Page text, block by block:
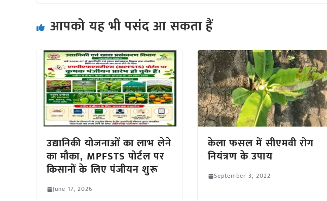
आपको यह भी पसंद आ सकता हैं
उद्यानिकी योजनाओं का लाभ लेने
का मौका, MPFSTS पोर्टल पर
किसानों के लिए पंजीयन शुरू
June 17, 2026
केला फसल में सीएमवी रोग
नियंत्रण के उपाय
September 3, 2022